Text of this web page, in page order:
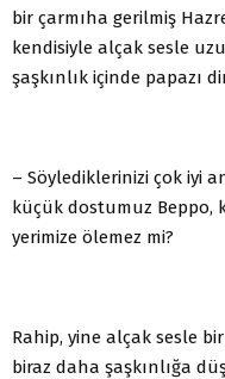
bir çarmıha gerilmiş
kendisiyle alçak sesle
şaşkınlık içinde papazı
– Söylediklerinizi çok iyi
küçük dostumuz Beppo,
yerimize ölemez mi?
Rahip, yine alçak sesle
biraz daha şaşkınlığa